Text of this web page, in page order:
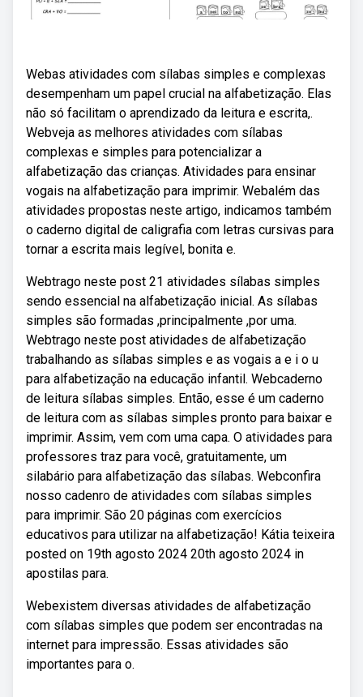
Webas atividades com sílabas simples e complexas
desempenham um papel crucial na alfabetização. Elas
não só facilitam o aprendizado da leitura e escrita,.
Webveja as melhores atividades com sílabas
complexas e simples para potencializar a
alfabetização das crianças. Atividades para ensinar
vogais na alfabetização para imprimir. Webalém das
atividades propostas neste artigo, indicamos também
o caderno digital de caligrafia com letras cursivas para
tornar a escrita mais legível, bonita e.
Webtrago neste post 21 atividades sílabas simples
sendo essencial na alfabetização inicial. As sílabas
simples são formadas ,principalmente ,por uma.
Webtrago neste post atividades de alfabetização
trabalhando as sílabas simples e as vogais a e i o u
para alfabetização na educação infantil. Webcaderno
de leitura sílabas simples. Então, esse é um caderno
de leitura com as sílabas simples pronto para baixar e
imprimir. Assim, vem com uma capa. O atividades para
professores traz para você, gratuitamente, um
silabário para alfabetização das sílabas. Webconfira
nosso cadenro de atividades com sílabas simples
para imprimir. São 20 páginas com exercícios
educativos para utilizar na alfabetização! Kátia teixeira
posted on 19th agosto 2024 20th agosto 2024 in
apostilas para.
Webexistem diversas atividades de alfabetização
com sílabas simples que podem ser encontradas na
internet para impressão. Essas atividades são
importantes para o.